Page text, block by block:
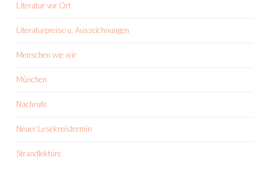
Literatur vor Ort
Literaturpreise u. Auszeichnungen
Menschen wie wir
München
Nachrufe
Neuer Lesekreistermin
Strandlektüre